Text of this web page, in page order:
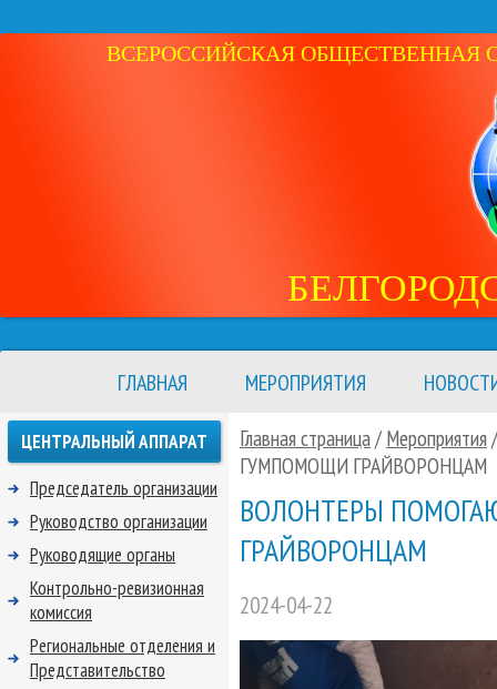
ВСЕРОССИЙСКАЯ ОБЩЕСТВЕННАЯ
ГЛАВНАЯ МЕРОПРИЯТИЯ
Главная страница/ Мероприятия
ГУМПОМОЩИ ГРАЙВОРОНЦАМ
ВОЛОНТЕРЫ
ГРАЙВОРОНЦАМ
2024-04-22
ЦЕНТРАЛЬНЫЙ АППАРАТ
Председатель организации
Руководство организации
Руководящие органы
Контрольно-ревизионная
комиссия
Региональные отделения и
Представительство